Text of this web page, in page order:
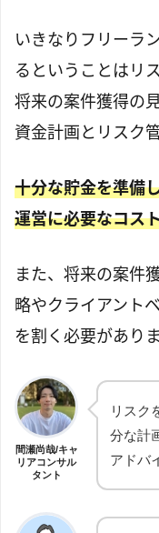
いきなりフリーラ
るということはリ
将来の案件獲得の
資金計画とリスク
十分な貯金を準備
運営に必要なコス
また、将来の案件
略やクライアント
を割く必要がありま
間瀬尚哉/キャ
リアコンサル
タント
リスク
分な計
アドバ